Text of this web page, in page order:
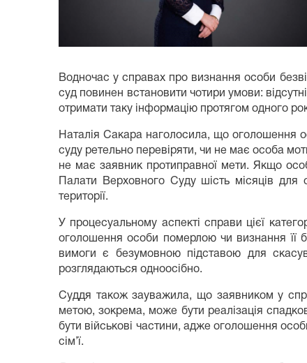
Водночас у справах про визнання особи
суд повинен встановити чотири умови:
отримати таку інформацію протягом одного
Наталія Сакара наголосила, що оголошення
суду ретельно перевіряти, чи не має особа
не має заявник протиправної мети. Якщо
Палати Верховного Суду шість місяців
території.
У процесуальному аспекті справи цієї
оголошення особи померлою чи визнання її
вимоги є безумовною підставою для
розглядаються одноосібно.
Суддя також зауважила, що заявником у
метою, зокрема, може бути реалізація
бути військові частини, адже оголошення
сім’ї.